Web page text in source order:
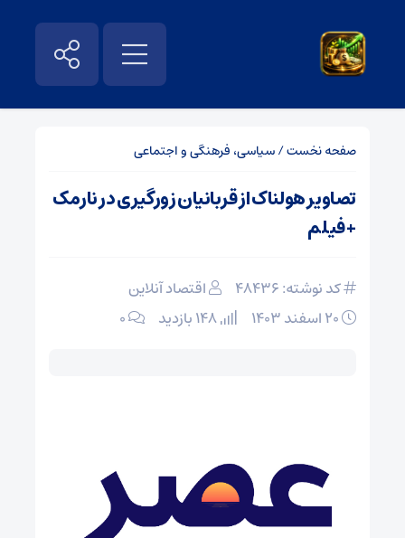
صفحه نخست/سیاسی، فرهنگی و اجتماعی
تصاویر هولناک از قربانیان زورگیری در نارمک
+ فیلم
کد نوشته: 48436
اقتصاد آنلاین
۰